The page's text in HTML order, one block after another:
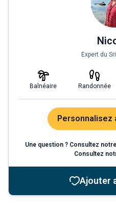
Expert du
Balnéaire Randonnée
Personnalisez
Une question ? Consultez notre
Consultez
Ajouter